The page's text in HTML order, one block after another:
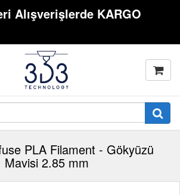
Alışverişlerde KARGO
PLA Filament - Gökyüzü
Mavisi 2.85 mm